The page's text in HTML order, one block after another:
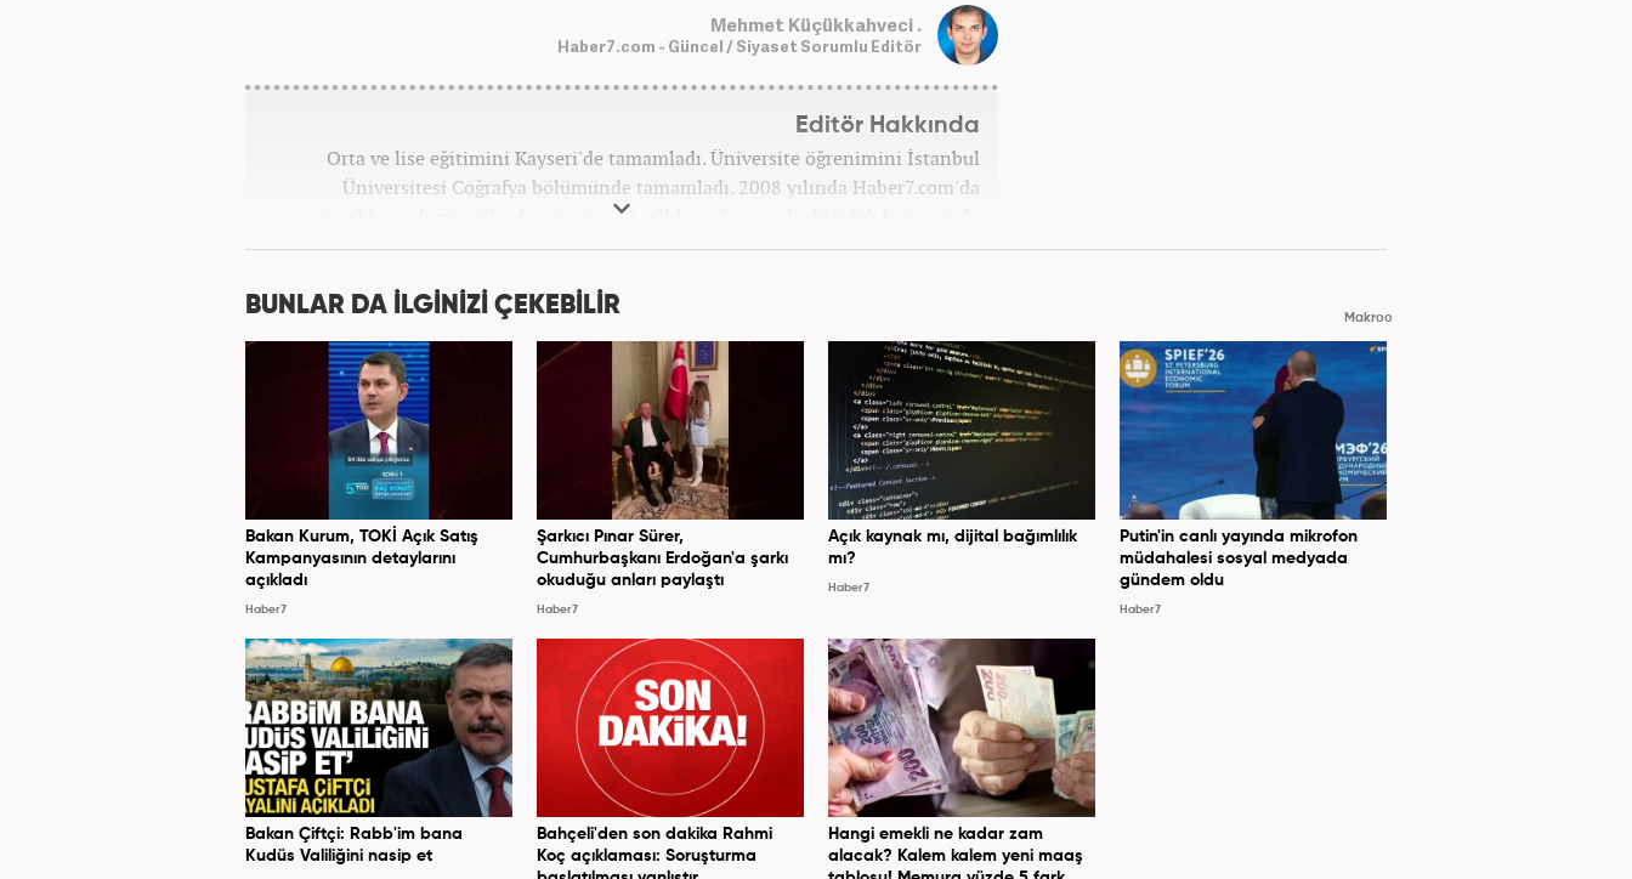
Mehmet Küçükkahveci .
Haber7.com - Güncel / Siyaset Sorumlu Editör
Editör Hakkında
Orta ve lise eğitimini Kayseri'de tamamladı. Üniversite öğrenimini İstanbul
Üniversitesi Coğrafya bölümünde tamamladı. 2008 yılında Haber7.com'da
gazetecilik mesleğine ilk adımını attı. 15 yıllık profesyonel editörlük kariyerinde
tüm kategorilerde görev yaptı. Meslek hayatına Haber7.com'da 'Güncel/Siyaset
BUNLAR DA İLGİNİZİ ÇEKEBİLİR Makroo
Bakan Kurum, TOKİ Açık Satış
Kampanyasının detaylarını
açıkladı
Haber7
Şarkıcı Pınar Sürer,
Cumhurbaşkanı Erdoğan'a şarkı
okuduğu anları paylaştı
Haber7
Açık kaynak mı, dijital bağımlılık
mı?
Haber7
Putin'in canlı yayında mikrofon
müdahalesi sosyal medyada
gündem oldu
Haber7
Bakan Çiftçi: Rabb'im bana
Kudüs Valiliğini nasip et
Bahçeli'den son dakika Rahmi
Koç açıklaması: Soruşturma
Hangi emekli ne kadar zam
alacak? Kalem kalem yeni maaş